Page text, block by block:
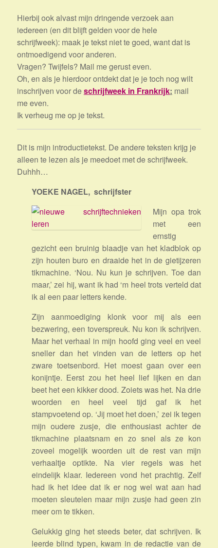
Hierbij ook alvast mijn dringende verzoek aan
iedereen (en dit blijft gelden voor de hele
schrijfweek): maak je tekst niet te goed, want dat is
ontmoedigend voor anderen.
Vragen? Twijfels? Mail me gerust even.
Oh, en als je hierdoor ontdekt dat je je toch nog wilt
inschrijven voor deschrijfweek in Frankrijk: mail
me even.
Ik verheug me op je tekst.
Dit is mijn introductietekst. De andere teksten krijg je
alleen te lezen als je meedoet met de schrijfweek.
Duhhh…
YOEKE NAGEL, schrijfster
Mijn opa trok
met een
ernstig
gezicht een bruinig blaadje van het kladblok op
zijn houten buro en draaide het in de gietijzeren
tikmachine. ‘Nou. Nu kun je schrijven. Toe dan
maar,’ zei hij, want ik had ‘m heel trots verteld dat
ik al een paar letters kende.
Zijn aanmoediging klonk voor mij als een
bezwering, een toverspreuk. Nu kon ik schrijven.
Maar het verhaal in mijn hoofd ging veel en veel
sneller dan het vinden van de letters op het
zware toetsenbord. Het moest gaan over een
konijntje. Eerst zou het heel lief lijken en dan
beet het een kikker dood. Zoiets was het. Na drie
woorden en heel veel tijd gaf ik het
stampvoetend op. ‘Jij moet het doen,’ zei ik tegen
mijn oudere zusje, die enthousiast achter de
tikmachine plaatsnam en zo snel als ze kon
zoveel mogelijk woorden uit de rest van mijn
verhaaltje optikte. Na vier regels was het
eindelijk klaar. Iedereen vond het prachtig. Zelf
had ik het idee dat ik er nog wel wat aan had
moeten sleutelen maar mijn zusje had geen zin
meer om te tikken.
Gelukkig ging het steeds beter, dat schrijven. Ik
leerde blind typen, kwam in de redactie van de